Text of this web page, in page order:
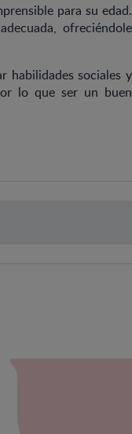
para su edad.
ofreciéndole
habilidades sociales y
lo que ser un buen